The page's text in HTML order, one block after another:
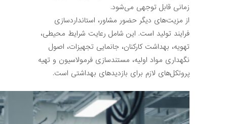
زمانی قابل توجهی می‌شود.
از مزیت‌های دیگر حضور مشاور، استانداردسازی
فرایند تولید است. این شامل رعایت شرایط محیطی،
تهویه، بهداشت کارکنان، جانمایی تجهیزات، اصول
نگهداری مواد اولیه، مستندسازی فرمولاسیون و تهیه
پروتکل‌های لازم برای بازدیدهای بهداشتی است.